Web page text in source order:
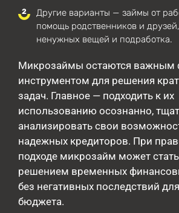
Другие варианты — займы от
помощь родственников и
ненужных вещей и подработка.
Микрозаймы остаются важным
инструментом для решения
задач. Главное — подходить к их
использованию осознанно,
анализировать свои
надежных кредиторов. При
подходе микрозайм может
решением временных
без негативных последствий
бюджета.